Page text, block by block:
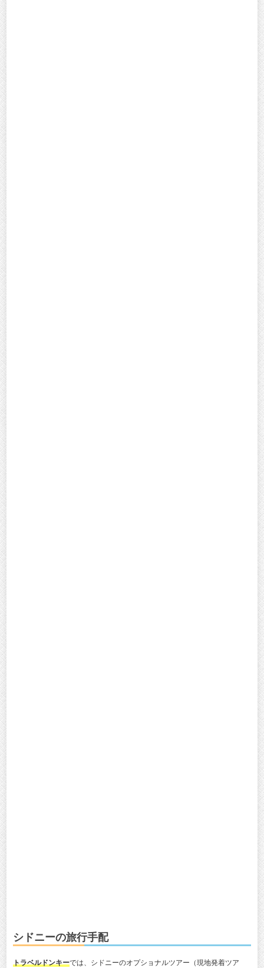
シドニーの旅行手配
トラベルドンキーでは、シドニーのオプショナルツアー（現地発着ツア